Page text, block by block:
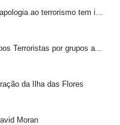
ao terrorismo tem i...
Terroristas por grupos a...
da Ilha das Flores
Moran